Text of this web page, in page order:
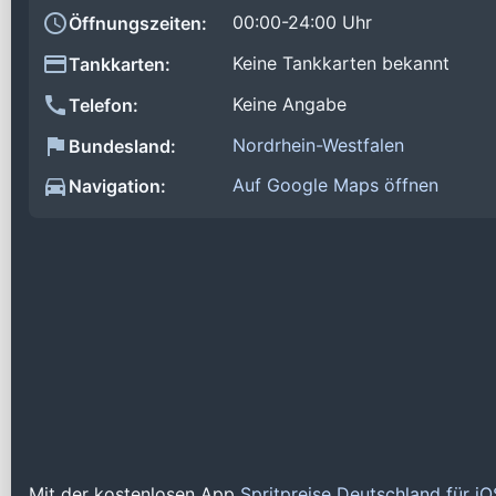
Öffnungszeiten:
00:00-24:00 Uhr
Tankkarten:
Keine Tankkarten bekannt
Telefon:
Keine Angabe
Bundesland:
Nordrhein-Westfalen
Navigation:
Auf Google Maps öffnen